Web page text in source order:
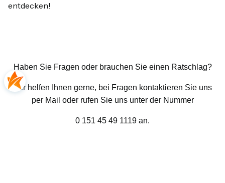
entdecken!
Haben Sie Fragen oder brauchen Sie einen Ratschlag?
Wir helfen Ihnen gerne, bei Fragen kontaktieren Sie uns
per Mail oder rufen Sie uns unter der Nummer
0 151 45 49 1119 an.